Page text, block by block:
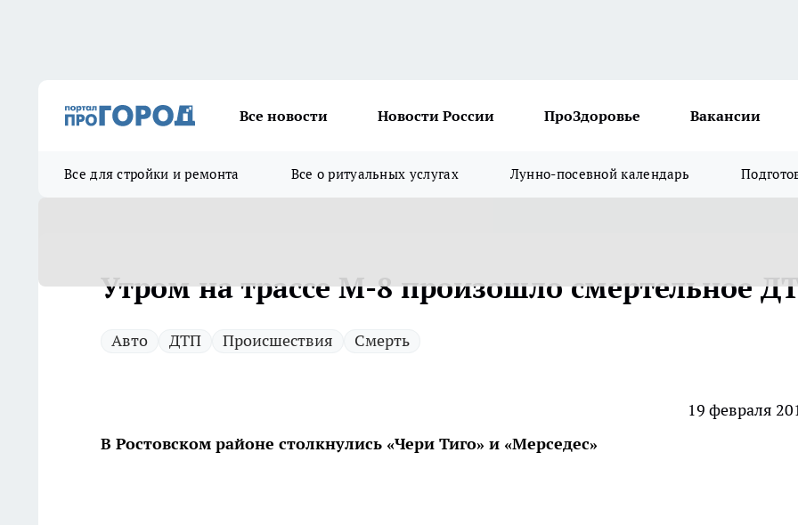
Все новости Новости России ПроЗдоровье Вакансии
Все для стройки и ремонта Все о ритуальных услугах Лунно-посевной календарь
Утром на трассе М-8 произошло смертельное
Авто ДТП Происшествия Смерть
19 февраля
В Ростовском районе столкнулись «Чери Тиго» и «Мерседес»